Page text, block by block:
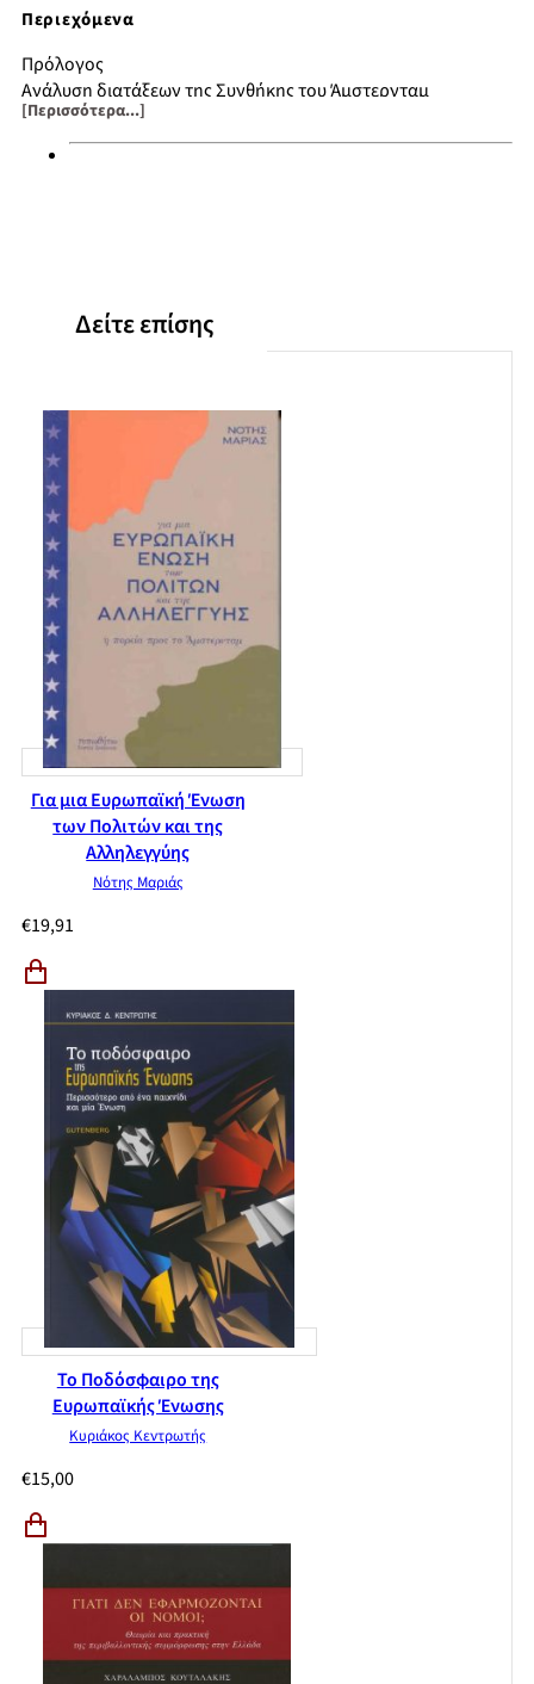
Περιεχόμενα
Πρόλογος
Ανάλυση διατάξεων της Συνθήκης του Άμστερνταμ
Συνθήκη του Άμστερνταμ
Έκθεση της Ομάδας Προβληματισμού
[Περισσότερα...]
Δείτε επίσης
Για μια Ευρωπαϊκή Ένωση
των Πολιτών και της
Αλληλεγγύης
Νότης Μαριάς
€19,91
Το Ποδόσφαιρο της
Ευρωπαϊκής Ένωσης
Κυριάκος Κεντρωτής
€15,00